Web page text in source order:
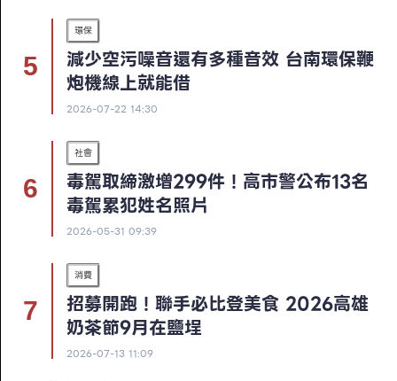
環保
減少空污噪音還有多種音效 台南環保鞭
炮機線上就能借
2026-07-22 14:30
社會
毒駕取締激增299件！高市警公布13名
毒駕累犯姓名照片
2026-05-31 09:39
消費
招募開跑！聯手必比登美食 2026高雄
奶茶節9月在鹽埕
2026-07-13 11:09